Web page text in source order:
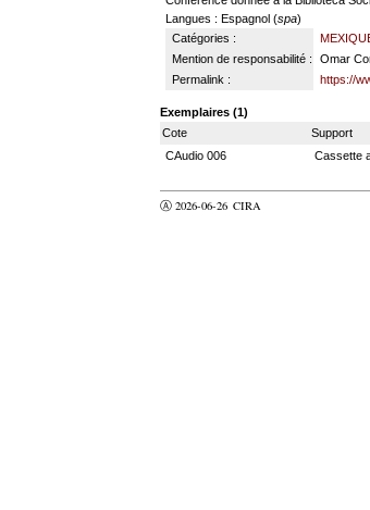
Langues : Espagnol (spa)
Catégories :
Mention de responsabilité :
Omar
Permalink :
https://
Exemplaires (1)
Cote
Support
CAudio 006
Cassette
Ⓐ 2026-06-26 CIRA